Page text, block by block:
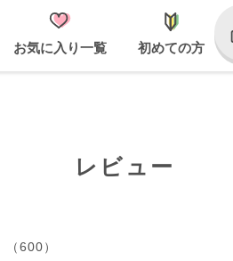
お気に入り一覧 初めての方
レビュー
（600）